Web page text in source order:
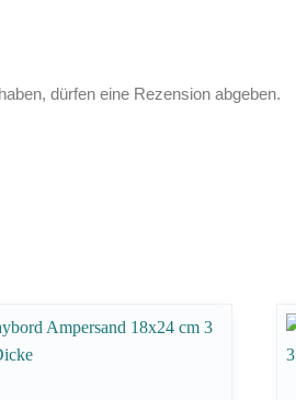
dürfen eine Rezension abgeben.